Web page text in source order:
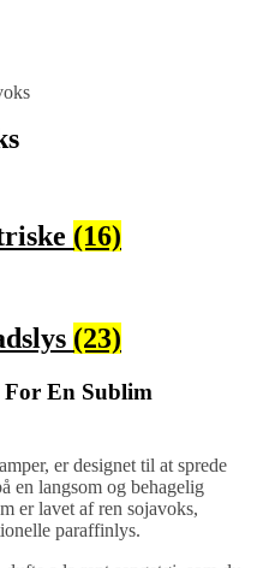
(16)
(23)
En Sublim
er designet til at sprede
en langsom og behagelig
er lavet af ren sojavoks,
paraffinlys.